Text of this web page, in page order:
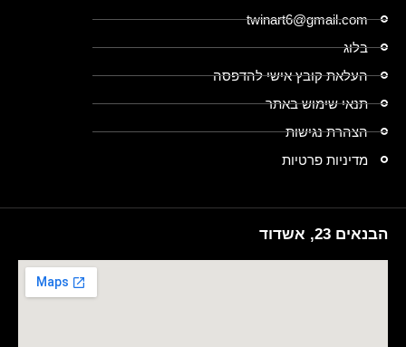
twinart6@gmail.com
בלוג
העלאת קובץ אישי להדפסה
תנאי שימוש באתר
הצהרת נגישות
מדיניות פרטיות
הבנאים 23, אשדוד